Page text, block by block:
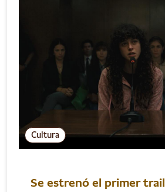
Cultura
Se estrenó el primer